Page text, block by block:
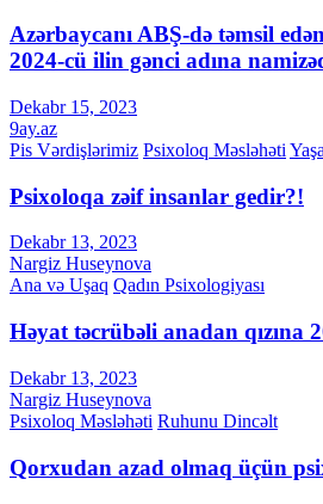
Azərbaycanı ABŞ-də təmsil
2024-cü ilin gənci adına
Dekabr 15, 2023
9ay.az
Pis Vərdişlərimiz Psixoloq Məsləhəti
Psixoloqa zəif insanlar gedir?!
Dekabr 13, 2023
Nargiz Huseynova
Ana və Uşaq Qadın Psixologiyası
Həyat təcrübəli anadan qızına
Dekabr 13, 2023
Nargiz Huseynova
Psixoloq Məsləhəti Ruhunu Dincəlt
Qorxudan azad olmaq üçün